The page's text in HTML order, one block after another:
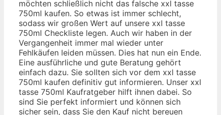
möchten schließlich nicht das falsche xxl tasse
750ml kaufen. So etwas ist immer schlecht,
sodass wir großen Wert auf unsere xxl tasse
750ml Checkliste legen. Auch wir haben in der
Vergangenheit immer mal wieder unter
Fehlkäufen leiden müssen. Dies hat nun ein Ende.
Eine ausführliche und gute Beratung gehört
einfach dazu. Sie sollten sich vor dem xxl tasse
750ml kaufen definitiv gut informieren. Unser xxl
tasse 750ml Kaufratgeber hilft ihnen dabei. So
sind Sie perfekt informiert und können sich
sicher sein, dass Sie den Kauf nicht bereuen